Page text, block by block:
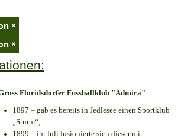
×
×
Floridsdorfer Fussballklub "Admira"
1897 – gab es bereits in Jedlesee einen Sportklub
„Sturm“;
1899 – im Juli fusionierte sich dieser mit